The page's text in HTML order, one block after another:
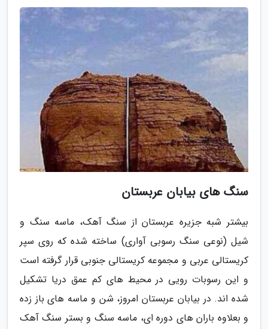
سنگ های بیابان عربستان
بیشتر شبه جزیره عربستان از سنگ آهک، ماسه سنگ و
شیل (نوعی سنگ رسوبی آواری) ساخته شده که روی سپر
کریستالی عربی و مجموعه کریستالی جنوبی قرار گرفته است
و این رسوبات رویی در محیط های کم عمق دریا تشکیل
شده اند. در بیابان عربستان امروز، شن و ماسه های باز زده
و بعلاوه باران های دوره ای، ماسه سنگ و بستر سنگ آهک